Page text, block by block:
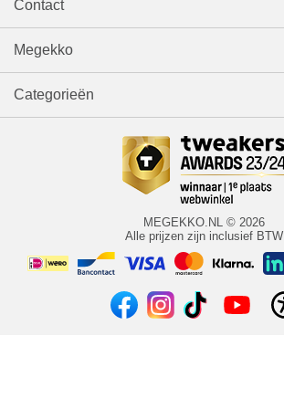
Contact
Megekko
Categorieën
MEGEKKO.NL © 2026
Alle prijzen zijn inclusief BTW